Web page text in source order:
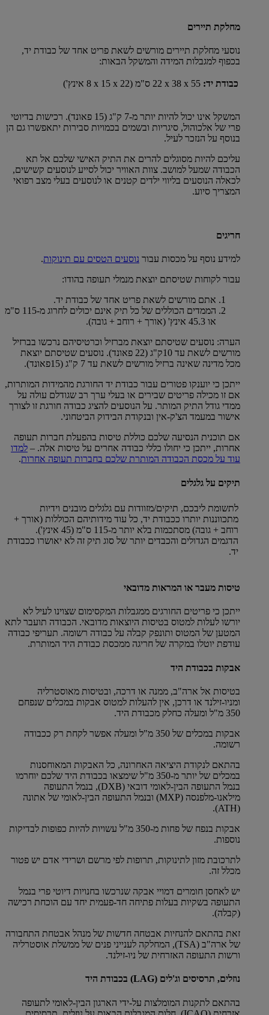
מחלקת תיירים
נוסעי מחלקת תיירים מורשים לשאת פריט אחד של כבודת יד,
בכפוף למגבלות המידה והמשקל הבאות:
כבודת יד:
המשקל אינו יכול להיות יותר מ-7 ק"ג (15 פאונד). רכישות בדיוטי
פרי של אלכוהול, סיגריות ובשמים בכמויות סבירות יתאפשרו גם הן
בנוסף על הנזכר לעיל.
עליכם להיות מסוגלים להרים את התיק האישי שלכם אל תא
הכבודה שמעל למושב. צוות האוויר יכול לסייע לנוסעים קשישים,
לכאלה הנוסעים בליווי ילדים קטנים או לנוסעים בעלי מצב רפואי
המצריך סיוע.
חריגים
למידע נוסף על מכסות עבור נוסעים הטסים עם תינוקות.
עבור לקוחות שטיסתם יוצאת מנמלי תעופה בהודו:
אתם מורשים לשאת פריט אחד של כבודת יד.
הממדים הכוללים של כל תיק אינם יכולים לחרוג מ-115 ס"מ
או 45.3 אינץ' (אורך + רוחב + גובה).
הערה: נוסעים שטיסתם יוצאת מברזיל וכרטיסיהם נרכשו בברזיל
מורשים לשאת עד 10ק"ג (22 פאונד). נוסעים שטיסתם יוצאת
מכל מדינה שאינה ברזיל מורשים לשאת עד 7 ק"ג (15פאונד).
ייתכן כי יוענקו פטורים עבור כבודת יד החורגת מהמידות המותרות,
אם זו מכילה פריטים שבירים או בעלי ערך רב שגודלם עולה על
ממדי גודל התיק המותר. על הנוסעים להציג כבודה חורגת זו לצורך
אישור במעמד הצ'ק-אין ובנקודת הבידוק הביטחוני.
אם תוכנית הנסיעה שלכם כוללת טיסות בהפעלת חברות תעופה
אחרות, ייתכן כי יחולו כללי כבודה אחרים על טיסות אלה. – למדו
עוד על מכסת הכבודה המותרת שלכם בחברות תעופה אחרות.
תיקים על גלגלים
לתשומת ליבכם, תיקים/מזוודות עם גלגלים מובנים וידיות
מתכווננות יותרו ככבודת יד, כל עוד מידותיהם הכוללות (אורך +
רוחב + גובה) מסתכמות בלא יותר מ-115 ס"מ (45 אינץ').
הדגמים הגדולים והכבדים יותר של סוג תיק זה לא יאושרו ככבודת
יד.
טיסות מעבר או המראות מדובאי
ייתכן כי פריטים החורגים ממגבלות המקסימום שצוינו לעיל לא
יורשו לעלות למטוס בטיסות היוצאות מדובאי. הכבודה תועבר לתא
המטען של המטוס ותונפק קבלה על כבודה רשומה. תעריפי כבודה
עודפת יוטלו במקרה של חריגה ממכסת כבודת היד המותרת.
אבקות בכבודת היד
בטיסות אל ארה"ב, ממנה או דרכה, ובטיסות מאוסטרליה
ומניו-זילנד או דרכן, אין להעלות למטוס אבקות במכלים שנפחם
350 מ"ל ומעלה כחלק מכבודת היד.
אבקות במכלים של 350 מ"ל ומעלה אפשר לקחת רק ככבודה
רשומה.
בהתאם לנקודת היציאה האחרונה, כל האבקות המאוחסנות
במכלים של יותר מ-350 מ"ל שימצאו בכבודת היד שלכם יוחרמו
בנמל התעופה הבין-לאומי דובאי (DXB), בנמל התעופה
מילאנו-מלפנסה (MXP) ובנמל התעופה הבין-לאומי של אתונה
(ATH).
אבקות בנפח של פחות מ-350 מ"ל עשויות להיות כפופות לבדיקות
נוספות.
לתרכובת מזון לתינוקות, תרופות לפי מרשם ושרידי אדם יש פטור
מכלל זה.
יש לאחסן חומרים דמויי אבקה שנרכשו בחנויות דיוטי פרי בנמל
התעופה בשקיות בעלות פתיחה חד-פעמית יחד עם הוכחת רכישה
(קבלה).
זאת בהתאם להנחיות אבטחה חדשות של מנהל אבטחת התחבורה
של ארה"ב (TSA), המחלקה לענייני פנים של ממשלת אוסטרליה
ורשות התעופה האזרחית של ניו-זילנד.
נוזלים, תרסיסים וג'לים (LAG) בכבודת היד
בהתאם לתקנות המומלצות על-ידי הארגון הבין-לאומי לתעופה